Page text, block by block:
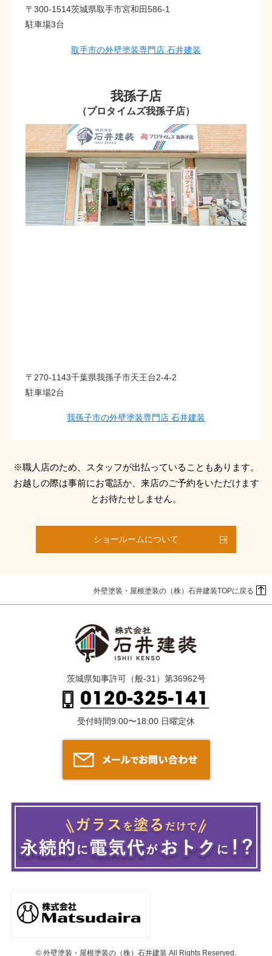
〒300-1514茨城県取手市宮和田586-1
駐車場3台
取手市の外壁塗装専門店 石井建装
我孫子店
（プロタイムズ我孫子店）
〒270-1143千葉県我孫子市天王台2-4-2
駐車場2台
我孫子市の外壁塗装専門店 石井建装
※職人店のため、スタッフが出払っていることもあります。
お越しの際は事前にお電話か、来店のご予約をいただけます
とお待たせしません。
ショールームについて
外壁塗装・屋根塗装の（株）石井建装TOPに戻る
茨城県知事許可（般-31）第36962号
受付時間9:00〜18:00 日曜定休
© 外壁塗装・屋根塗装の（株）石井建装 All Rights Reserved.